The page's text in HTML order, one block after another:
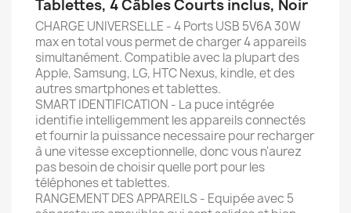
Tablettes, 4 Câbles Courts inclus, Noir
CHARGE UNIVERSELLE - 4 Ports USB 5V6A 30W
max en total vous permet de charger 4 appareils
simultanément. Compatible avec la plupart des
Apple, Samsung, LG, HTC Nexus, kindle, et des
autres smartphones et tablettes.
SMART IDENTIFICATION - La puce intégrée
identifie intelligemment les appareils connectés
et fournir la puissance necessaire pour recharger
à une vitesse exceptionnelle, donc vous n'aurez
pas besoin de choisir quelle port pour les
téléphones et tablettes.
RANGEMENT DES APPAREILS - Equipée avec 5